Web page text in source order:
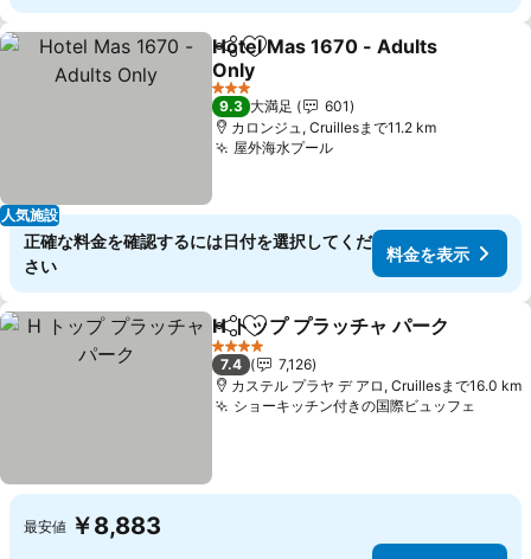
人気施設
シェアお気に入りに追加
Hotel Mas 1670 - Adults
Only
料金を表示
3 ホテルのランク
9.3 大満足
601
カロンジュ, Cruillesまで11.2 km
屋外海水プール料金を表示
正確な料金を確認するには日付を選択してくだ
さい
料金を表示
シェアお気に入りに追加
H トップ プラッチャ パーク
4 ホテルのランク
7.4
7,126
カステル プラヤ デ アロ, Cruillesまで16.0 km
ショーキッチン付きの国際ビュッフェ
最安値 ￥8,883